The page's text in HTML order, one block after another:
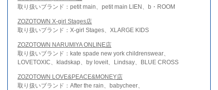
取り扱いブランド：petit main、petit main LIEN、b・ROOM
ZOZOTOWN X-girl Stages店
取り扱いブランド：X-girl Stages、XLARGE KIDS
ZOZOTOWN NARUMIYA ONLINE店
取り扱いブランド：kate spade new york childrenswear、
LOVETOXIC、kladskap、by loveit、Lindsay、BLUE CROSS
ZOZOTOWN LOVE&PEACE&MONEY店
取り扱いブランド：After the rain、babycheer、